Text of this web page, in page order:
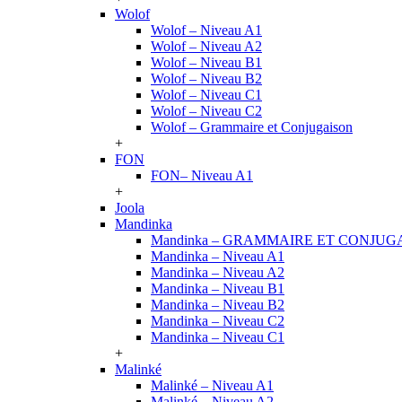
Wolof
Wolof – Niveau A1
Wolof – Niveau A2
Wolof – Niveau B1
Wolof – Niveau B2
Wolof – Niveau C1
Wolof – Niveau C2
Wolof – Grammaire et Conjugaison
+
FON
FON– Niveau A1
+
Joola
Mandinka
Mandinka – GRAMMAIRE ET
Mandinka – Niveau A1
Mandinka – Niveau A2
Mandinka – Niveau B1
Mandinka – Niveau B2
Mandinka – Niveau C2
Mandinka – Niveau C1
+
Malinké
Malinké – Niveau A1